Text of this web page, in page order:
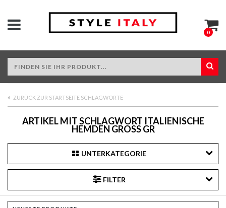
0
ZURÜCK ZUR STARTSEITE SCHLAGWORTE
ARTIKEL MIT SCHLAGWORT ITALIENISCHE
HEMDEN GROSS GR
UNTERKATEGORIE
FILTER